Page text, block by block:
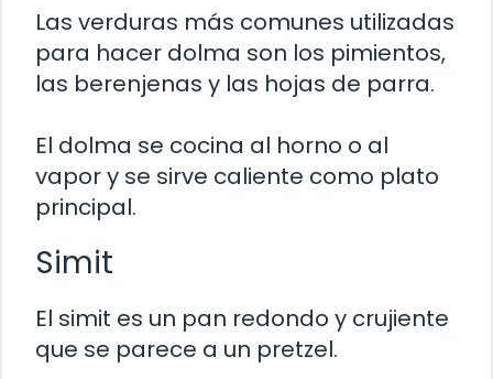
Las verduras más comunes utilizadas
para hacer dolma son los pimientos,
las berenjenas y las hojas de parra.
El dolma se cocina al horno o al
vapor y se sirve caliente como plato
principal.
Simit
El simit es un pan redondo y crujiente
que se parece a un pretzel.